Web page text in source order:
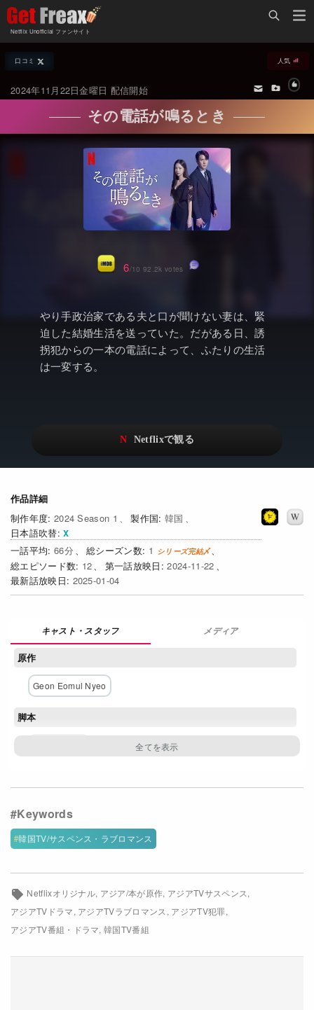
Netflix Unofficial ファンサイト
Netflix新着作品
オールジャンル
海外ドラマ・シリーズ
海外映画
国内TV番組・ドラマ
国内映画
アニメ
ドキュメンタリー
日本語吹替対応作品
その他の国のTV番組
配信終了予定の作品
海外ドラマ・ラインナップ
Netflix 人気ランキング
Netflix 全作品ラインナップ
Netflix配信作品カスタム検索
トレンド
Netflix・VOD総合News
Watchlistへ
Netflix 吹替版作品
Netflix 高い評価の海外作品
みんなの作品レビュー
Watchlist
Netflixコース別料金プラン
口コミ 人気
2024年11月22日金曜日 配信開始
その電話が鳴るとき
やり手政治家である夫と口が聞けない妻は、緊
迫した結婚生活を送っていた。だがある日、誘
拐犯からの一本の電話によって、ふたりの生活
は一変する。
作品詳細
2024 Season 1
韓国
日本語吹替
66
1
12
2024-11-22
2025-01-04
6/10 92.2k votes
メディア
原作
Geon Eomul Nyeo
脚本
チャン・ギュリ
MBC (韓国) Netflix
韓国TV/サスペンス・ラブロマンス
Netflixオリジナル アジア/本が原作 アジアTVサスペンス
アジアTVドラマ アジアTVラブロマンス アジアTV犯罪
アジアTV番組・ドラマ 韓国TV番組